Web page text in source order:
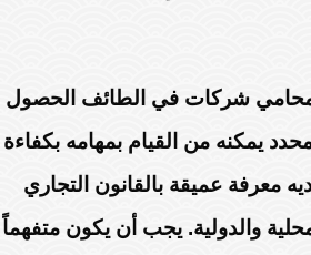
شركات في الطائف الحصول
يمكنه من القيام بمهامه بكفاءة
معرفة عميقة بالقانون التجاري
والدولية. يجب أن يكون متفهماً